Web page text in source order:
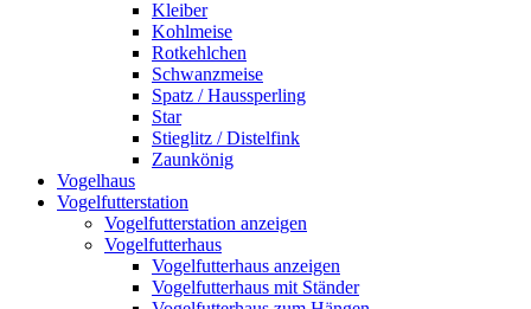
Kleiber
Kohlmeise
Rotkehlchen
Schwanzmeise
Spatz / Haussperling
Star
Stieglitz / Distelfink
Zaunkönig
Vogelhaus
Vogelfutterstation
Vogelfutterstation anzeigen
Vogelfutterhaus
Vogelfutterhaus anzeigen
Vogelfutterhaus mit Ständer